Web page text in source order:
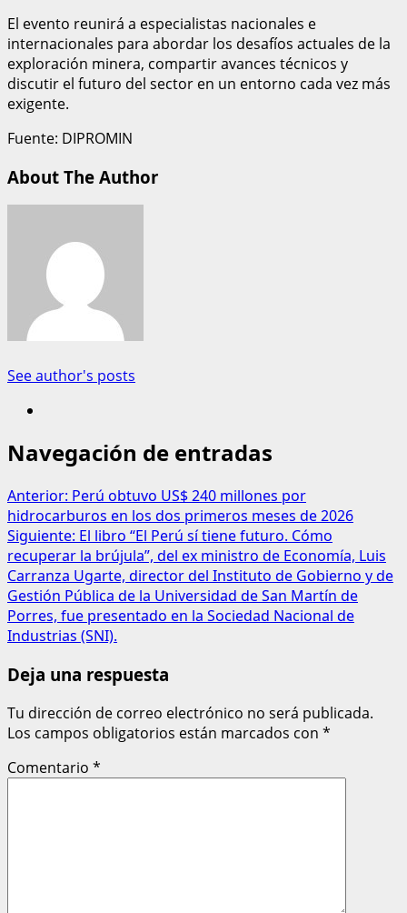
El evento reunirá a especialistas nacionales e
internacionales para abordar los desafíos actuales de la
exploración minera, compartir avances técnicos y
discutir el futuro del sector en un entorno cada vez más
exigente.
Fuente: DIPROMIN
About The Author
See author's posts
Navegación de entradas
Anterior: Perú obtuvo US$ 240 millones por
hidrocarburos en los dos primeros meses de 2026
Siguiente: El libro “El Perú sí tiene futuro. Cómo
recuperar la brújula”, del ex ministro de Economía, Luis
Carranza Ugarte, director del Instituto de Gobierno y de
Gestión Pública de la Universidad de San Martín de
Porres, fue presentado en la Sociedad Nacional de
Industrias (SNI).
Deja una respuesta
Tu dirección de correo electrónico no será publicada.
Los campos obligatorios están marcados con *
Comentario *